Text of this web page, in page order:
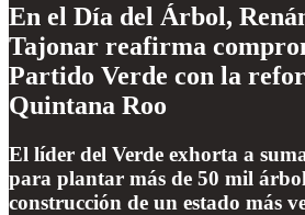
En el Día del Árbol,
Tajonar reafirma
Partido Verde con la
Quintana Roo
El líder del Verde exhorta a
para plantar más de 50 mil
construcción de un estado más